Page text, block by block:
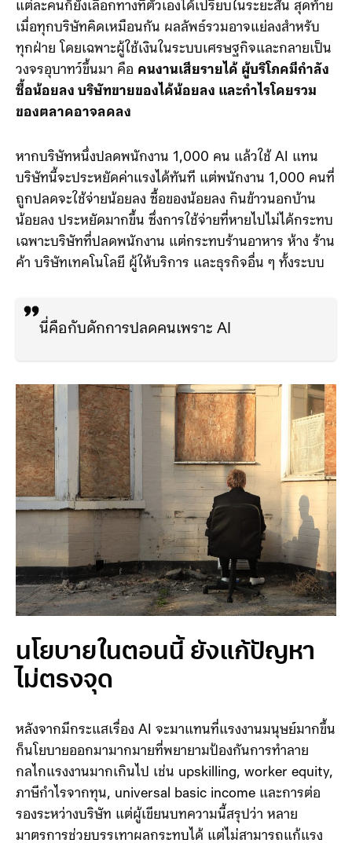
กับเกมที่ทุกคนรู้ว่าถ้าร่วมมือกันอาจได้ผลลัพธ์ที่ดีกว่า แต่
แต่ละคนก็ยังเลือกทางที่ตัวเองได้เปรียบในระยะสั้น สุดท้าย
เมื่อทุกบริษัทคิดเหมือนกัน ผลลัพธ์รวมอาจแย่ลงสำหรับ
ทุกฝ่าย โดยเฉพาะผู้ใช้เงินในระบบเศรษฐกิจและกลายเป็น
วงจรอุบาทว์ขึ้นมา คือคนงานเสียรายได้ ผู้บริโภคมีกำลัง
ซื้อน้อยลง บริษัทขายของได้น้อยลง และกำไรโดยรวม
หากบริษัทหนึ่งปลดพนักงาน 1,000 คน แล้วใช้ AI แทน
บริษัทนี้จะประหยัดค่าแรงได้ทันที แต่พนักงาน 1,000 คนที่
ถูกปลดจะใช้จ่ายน้อยลง ซื้อของน้อยลง กินข้าวนอกบ้าน
น้อยลง ประหยัดมากขึ้น ซึ่งการใช้จ่ายที่หายไปไม่ได้กระทบ
เฉพาะบริษัทที่ปลดพนักงาน แต่กระทบร้านอาหาร ห้าง ร้าน
นโยบายในตอนนี้ ยังแก้ปัญหา
หลังจากมีกระแสเรื่อง AI จะมาแทนที่แรงงานมนุษย์มากขึ้น
ก็นโยบายออกมามากมายที่พยายามป้องกันการทำลาย
กลไกแรงงานมากเกินไป เช่น upskilling, worker equity,
ภาษีกำไรจากทุน, universal basic income และการต่อ